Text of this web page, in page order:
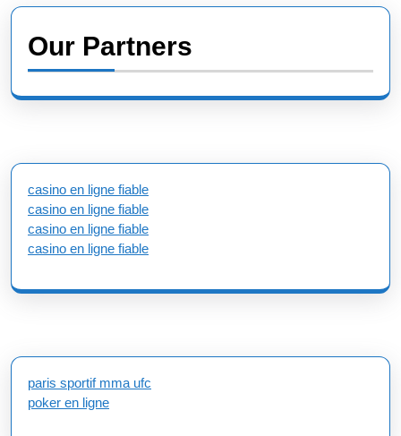
Our Partners
casino en ligne fiable
casino en ligne fiable
casino en ligne fiable
casino en ligne fiable
paris sportif mma ufc
poker en ligne